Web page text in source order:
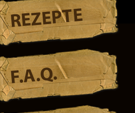
REZEPTE
F.A.Q.